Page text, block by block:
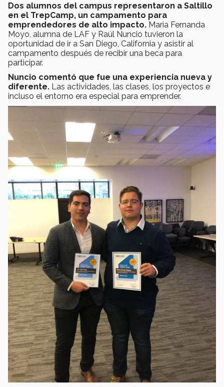
Dos alumnos del campus representaron a Saltillo
en el TrepCamp, un campamento para
emprendedores de alto impacto. Maria Fernanda
Moyo, alumna de LAF y Raúl Nuncio tuvieron la
oportunidad de ir a San Diego, California y asistir al
campamento después de recibir una beca para
participar.
Nuncio comentó que fue una experiencia nueva y
diferente. Las actividades, las clases, los proyectos e
incluso el entorno era especial para emprender.